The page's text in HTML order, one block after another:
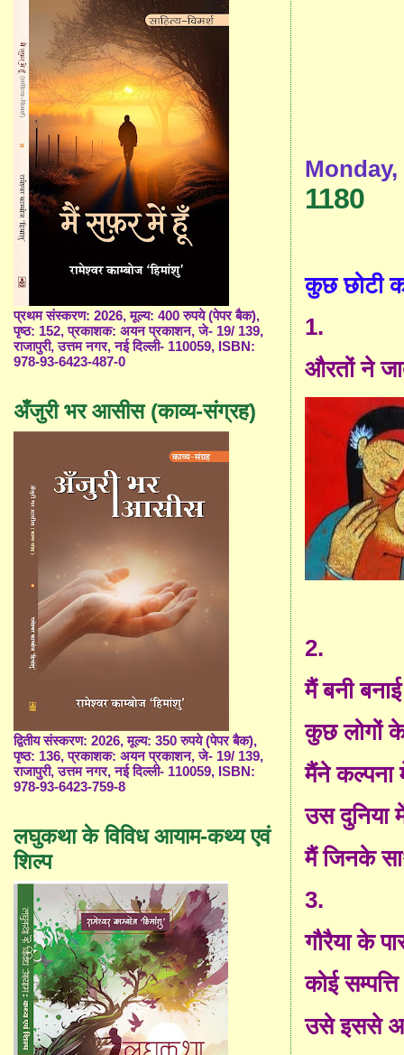
Monday,
1180
कुछ छोटी
1.
औरतों ने
2.
मैं बनी
कुछ लोगों
मैंने कल्पना
उस दुनिया
मैं जिनके
3.
गौरैया के
कोई
उसे इससे
प्रथम संस्करण: 2026, मूल्य: 400 रुपये (पेपर बैक),
पृष्ठ: 152, प्रकाशक: अयन प्रकाशन, जे- 19/ 139,
राजापुरी, उत्तम नगर, नई दिल्ली- 110059, ISBN:
978-93-6423-487-0
अँजुरी भर आसीस (काव्य-संग्रह)
द्वितीय संस्करण: 2026, मूल्य: 350 रुपये (पेपर बैक),
पृष्ठ: 136, प्रकाशक: अयन प्रकाशन, जे- 19/ 139,
राजापुरी, उत्तम नगर, नई दिल्ली- 110059, ISBN:
978-93-6423-759-8
लघुकथा के विविध आयाम-कथ्य एवं
शिल्प